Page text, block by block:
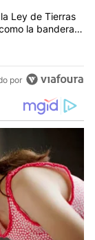
Volosin el
Ley de Tierras
la bandera
por